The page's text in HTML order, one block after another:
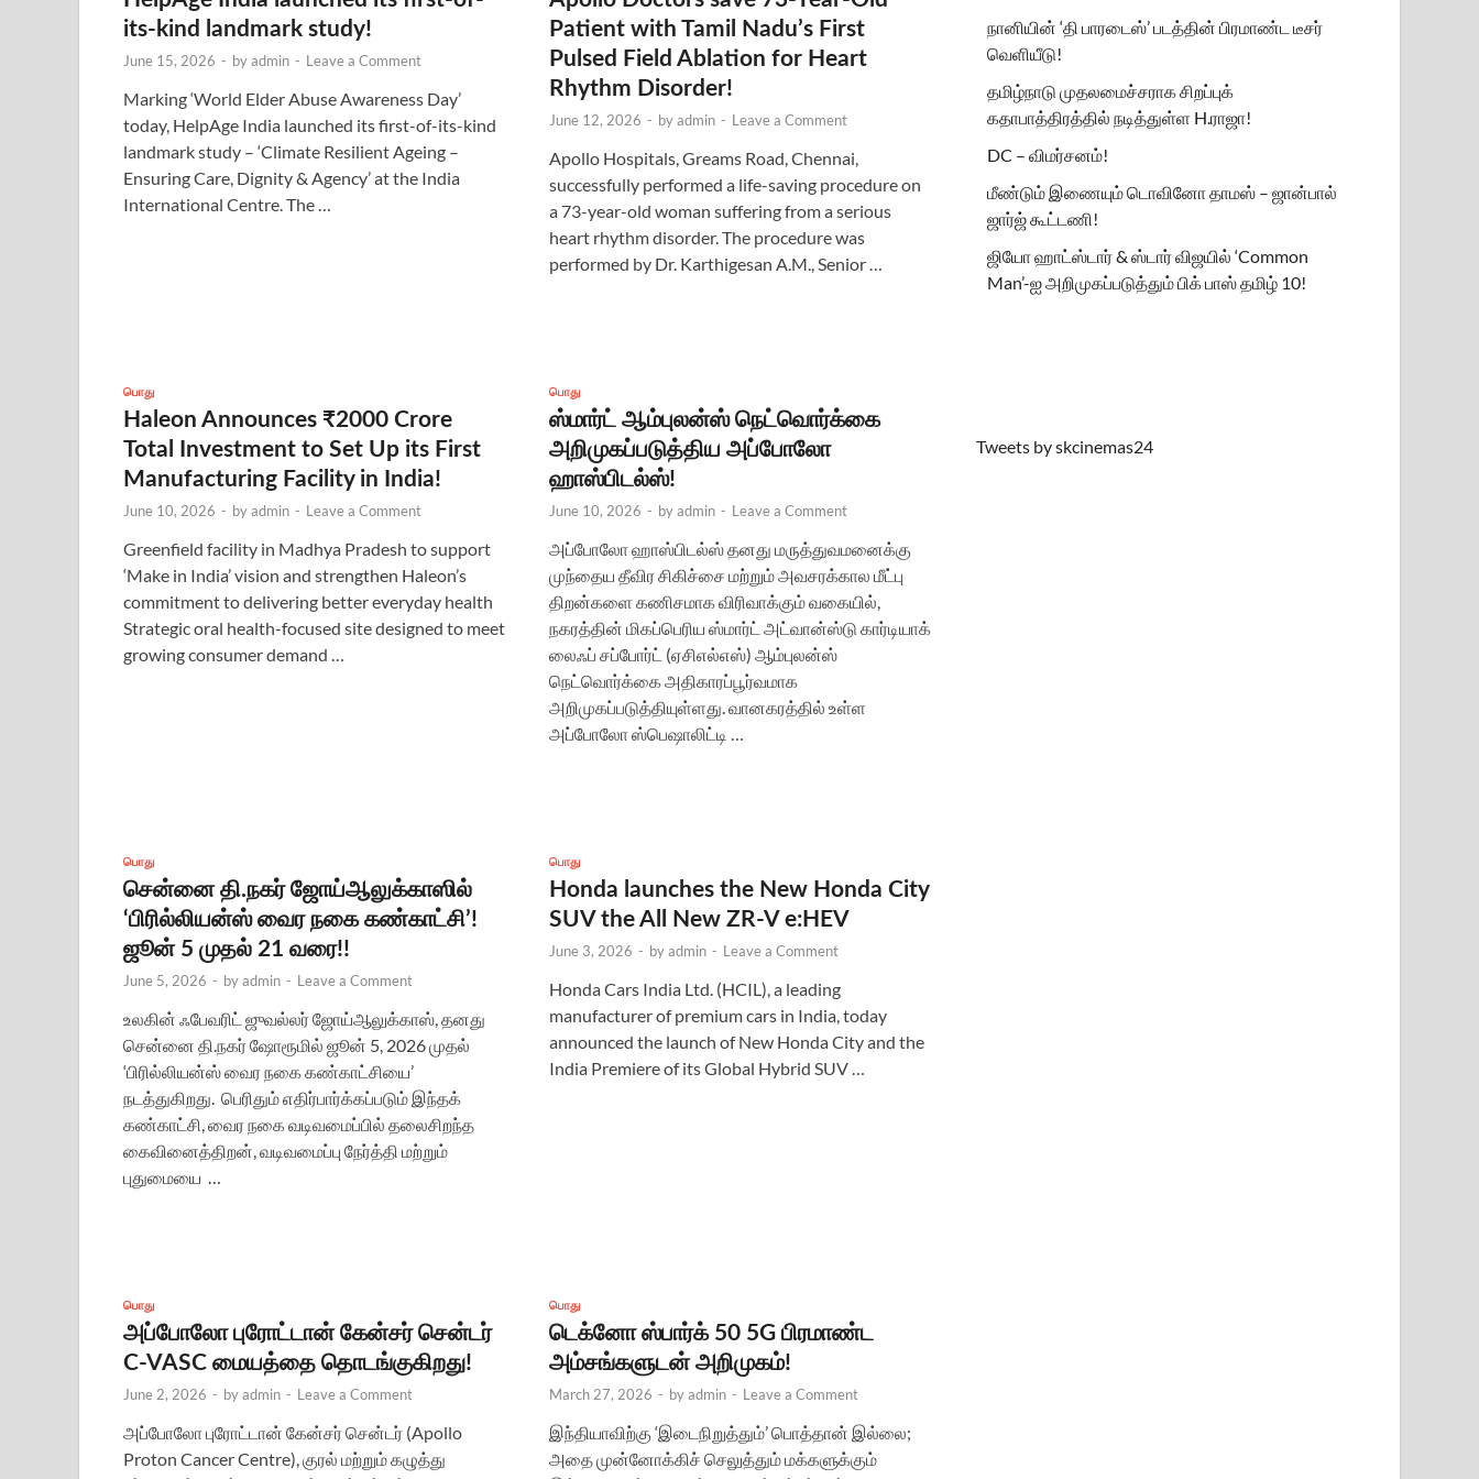
its-kind landmark study!
June 15, 2026 - byadmin - Leave a Comment
Marking ‘World Elder Abuse Awareness Day’
today, HelpAge India launched its first-of-its-kind
landmark study – ‘Climate Resilient Ageing –
Ensuring Care, Dignity & Agency’ at the India
International Centre. The …
Patient with Tamil Nadu’s First
Pulsed Field Ablation for Heart
Rhythm Disorder!
June 12, 2026 - byadmin - Leave a Comment
Apollo Hospitals, Greams Road, Chennai,
successfully performed a life-saving procedure on
a 73-year-old woman suffering from a serious
heart rhythm disorder. The procedure was
performed by Dr. Karthigesan A.M., Senior …
பொது
Haleon Announces ₹2000 Crore
Total Investment to Set Up its First
Manufacturing Facility in India!
June 10, 2026 - byadmin - Leave a Comment
Greenfield facility in Madhya Pradesh to support
‘Make in India’ vision and strengthen Haleon’s
commitment to delivering better everyday health
Strategic oral health-focused site designed to meet
growing consumer demand …
பொது
ஸ்மார்ட் ஆம்புலன்ஸ் நெட்வொர்க்கை
அறிமுகப்படுத்திய அப்போலோ
ஹாஸ்பிடல்ஸ்!
June 10, 2026 - byadmin - Leave a Comment
அப்போலோ ஹாஸ்பிடல்ஸ் தனது மருத்துவமனைக்கு
முந்தைய தீவிர சிகிச்சை மற்றும் அவசரக்கால மீட்பு
திறன்களை கணிசமாக விரிவாக்கும் வகையில்,
நகரத்தின் மிகப்பெரிய ஸ்மார்ட் அட்வான்ஸ்டு கார்டியாக்
லைஃப் சப்போர்ட் (ஏசிஎல்எஸ்) ஆம்புலன்ஸ்
நெட்வொர்க்கை அதிகாரப்பூர்வமாக
அறிமுகப்படுத்தியுள்ளது. வானகரத்தில் உள்ள
அப்போலோ ஸ்பெஷாலிட்டி …
பொது
சென்னை தி.நகர் ஜோய்ஆலுக்காஸில்
‘பிரில்லியன்ஸ் வைர நகை கண்காட்சி’!
ஜூன் 5 முதல் 21 வரை!!
June 5, 2026 - byadmin - Leave a Comment
உலகின் ஃபேவரிட் ஜுவல்லர் ஜோய்ஆலுக்காஸ், தனது
சென்னை தி.நகர் ஷோரூமில் ஜூன் 5, 2026 முதல்
‘பிரில்லியன்ஸ் வைர நகை கண்காட்சியை’
நடத்துகிறது. பெரிதும் எதிர்பார்க்கப்படும் இந்தக்
கண்காட்சி, வைர நகை வடிவமைப்பில் தலைசிறந்த
கைவினைத்திறன், வடிவமைப்பு நேர்த்தி மற்றும்
புதுமையை …
பொது
Honda launches the New Honda City
SUV the All New ZR-V e:HEV
June 3, 2026 - byadmin - Leave a Comment
Honda Cars India Ltd. (HCIL), a leading
manufacturer of premium cars in India, today
announced the launch of New Honda City and the
India Premiere of its Global Hybrid SUV …
பொது
அப்போலோ புரோட்டான் கேன்சர் சென்டர்
C-VASC மையத்தை தொடங்குகிறது!
June 2, 2026 - byadmin - Leave a Comment
அப்போலோ புரோட்டான் கேன்சர் சென்டர் (Apollo
Proton Cancer Centre), குரல் மற்றும் கழுத்து
பொது
டெக்னோ ஸ்பார்க் 50 5G பிரமாண்ட
அம்சங்களுடன் அறிமுகம்!
March 27, 2026 - byadmin - Leave a Comment
இந்தியாவிற்கு ‘இடைநிறுத்தும்’ பொத்தான் இல்லை;
அதை முன்னோக்கிச் செலுத்தும் மக்களுக்கும்
நானியின் ‘தி பாரடைஸ்’ படத்தின் பிரமாண்ட டீசர்
வெளியீடு!
தமிழ்நாடு முதலமைச்சராக சிறப்புக்
கதாபாத்திரத்தில் நடித்துள்ள H.ராஜா!
DC – விமர்சனம்!
மீண்டும் இணையும் டொவினோ தாமஸ் – ஜான்பால்
ஜார்ஜ் கூட்டணி!
ஜியோ ஹாட்ஸ்டார் & ஸ்டார் விஜயில் ‘Common
Man’-ஐ அறிமுகப்படுத்தும் பிக் பாஸ் தமிழ் 10!
Tweets by skcinemas24